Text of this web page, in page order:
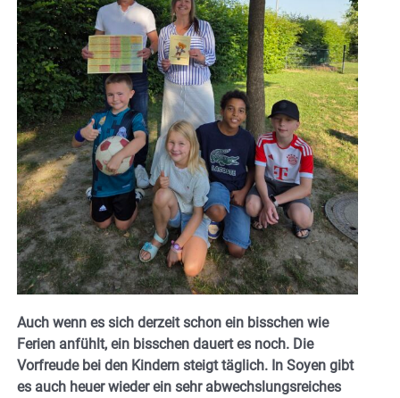
Auch wenn es sich derzeit schon ein bisschen wie
Ferien anfühlt, ein bisschen dauert es noch. Die
Vorfreude bei den Kindern steigt täglich. In Soyen gibt
es auch heuer wieder ein sehr abwechslungsreiches